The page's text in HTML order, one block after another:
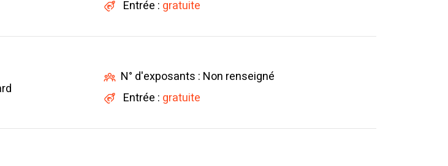
Entrée : gratuite
N° d'exposants : Non renseigné
Entrée : gratuite